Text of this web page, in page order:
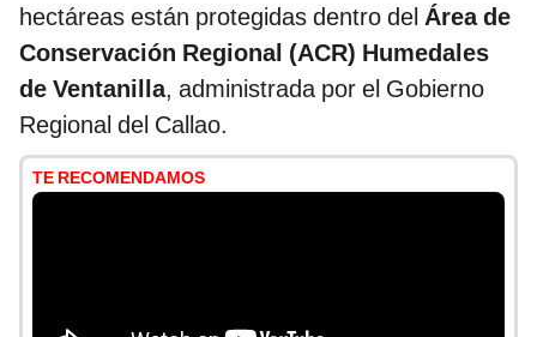
hectáreas están protegidas dentro del Área de
Conservación Regional (ACR) Humedales
de Ventanilla, administrada por el Gobierno
Regional del Callao.
TE RECOMENDAMOS